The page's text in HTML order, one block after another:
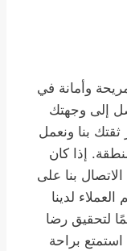
وأمانة في
إلى وجهتك
بنا ونعمل
إذا كان
بنا على
العملاء لدينا
لتحقيق رضا
براحة